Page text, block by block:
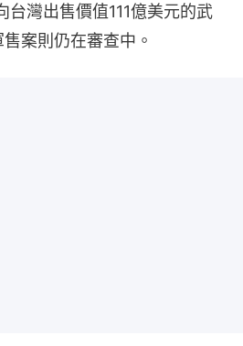
台灣出售價值111億美元的武
案則仍在審查中。